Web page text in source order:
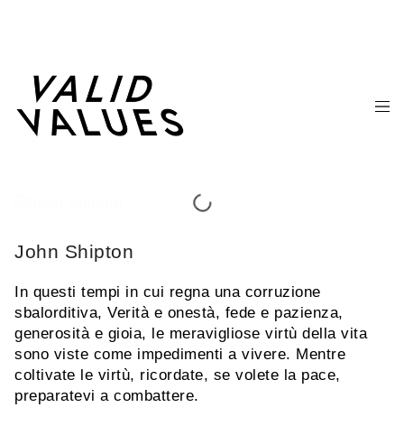
John Shipton
In questi tempi in cui regna una corruzione
sbalorditiva, Verità e onestà, fede e pazienza,
generosità e gioia, le meravigliose virtù della vita
sono viste come impedimenti a vivere. Mentre
coltivate le virtù, ricordate, se volete la pace,
preparatevi a combattere.